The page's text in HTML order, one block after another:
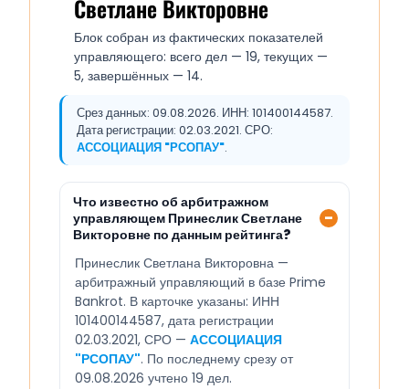
Светлане Викторовне
Блок собран из фактических показателей
управляющего: всего дел — 19, текущих —
5, завершённых — 14.
Срез данных: 09.08.2026. ИНН: 101400144587.
Дата регистрации: 02.03.2021. СРО:
АССОЦИАЦИЯ "РСОПАУ".
Что известно об арбитражном
управляющем Принеслик Светлане
Викторовне по данным рейтинга?
Принеслик Светлана Викторовна —
арбитражный управляющий в базе Prime
Bankrot. В карточке указаны: ИНН
101400144587, дата регистрации
02.03.2021, СРО — АССОЦИАЦИЯ
"РСОПАУ". По последнему срезу от
09.08.2026 учтено 19 дел.